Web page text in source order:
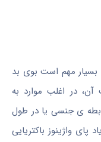
مهم است بوی بد
در اغلب موارد به
ی جنسی یا در طول
واژینوز باکتریایی